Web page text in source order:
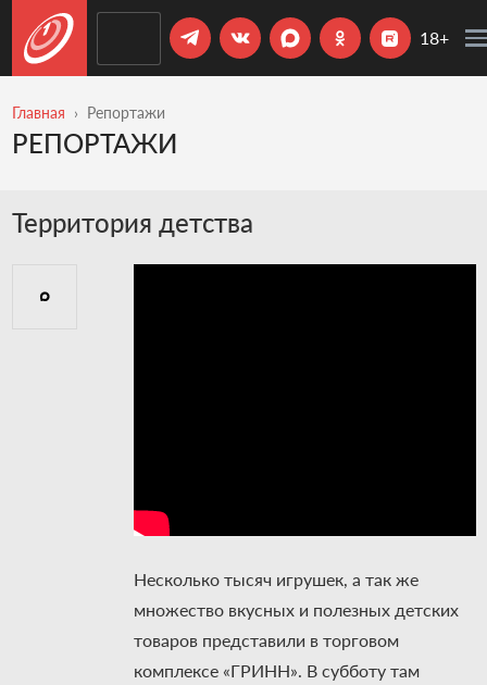
18+
Главная Репортажи
РЕПОРТАЖИ
Территория детства
Несколько тысяч игрушек, а так же
множество вкусных и полезных детских
товаров представили в торговом
комплексе «ГРИНН». В субботу там